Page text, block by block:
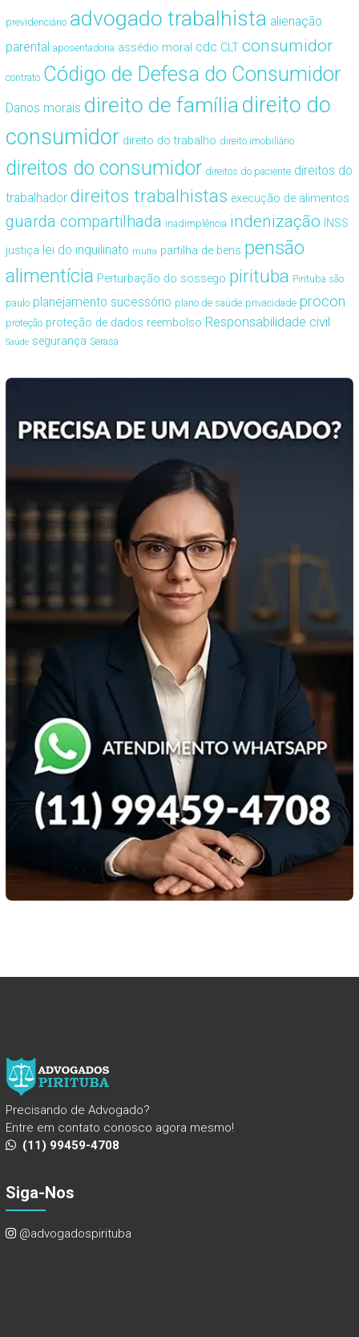
previdenciário advogado trabalhista alienação
parental aposentadoria assédio moral cdc CLT consumidor
contrato Código de Defesa do Consumidor
Danos morais direito de famíliadireito do
consumidor direito do trabalho direito imobiliário
direitos do consumidor direitos do paciente direitos do
trabalhador direitos trabalhistas execução de alimentos
guarda compartilhada inadimplência indenização INSS
justiça lei do inquilinato multa partilha de bens pensão
alimentícia Perturbação do sossego pirituba Pirituba são
paulo planejamento sucessório plano de saúde privacidade procon
proteção proteção de dados reembolso Responsabilidade civil
Saúde segurança Serasa
Precisando de Advogado?
Entre em contato conosco agora mesmo!
(11) 99459-4708
Siga-Nos
@advogadospirituba